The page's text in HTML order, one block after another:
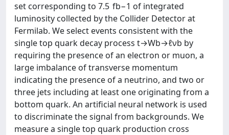
set corresponding to 7.5 fb−1 of integrated
luminosity collected by the Collider Detector at
Fermilab. We select events consistent with the
single top quark decay process t→Wb→ℓνb by
requiring the presence of an electron or muon, a
large imbalance of transverse momentum
indicating the presence of a neutrino, and two or
three jets including at least one originating from a
bottom quark. An artificial neural network is used
to discriminate the signal from backgrounds. We
measure a single top quark production cross